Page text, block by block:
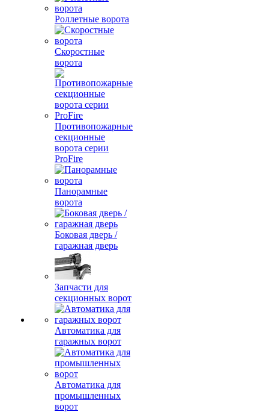
Роллетные ворота
Скоростные
ворота
Противопожарные
секционные
ворота серии
ProFire
Панорамные
ворота
Боковая дверь /
гаражная дверь
Запчасти для
секционных ворот
Автоматика для
гаражных ворот
Автоматика для
промышленных
ворот